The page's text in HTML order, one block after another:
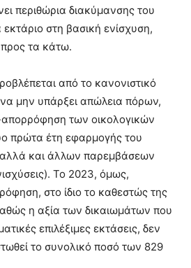
περιθώρια διακύµανσης του
στη βασική ενίσχυση,
τα κάτω.
από το κανονιστικό
µην υπάρξει απώλεια πόρων,
των οικολογικών
πρώτα έτη εφαρµογής του
αλλά και άλλων παρεµβάσεων
Το 2023, όµως,
στο ίδιο το καθεστώς της
η αξία των δικαιωµάτων που
επιλέξιµες εκτάσεις, δεν
το συνολικό ποσό των 829